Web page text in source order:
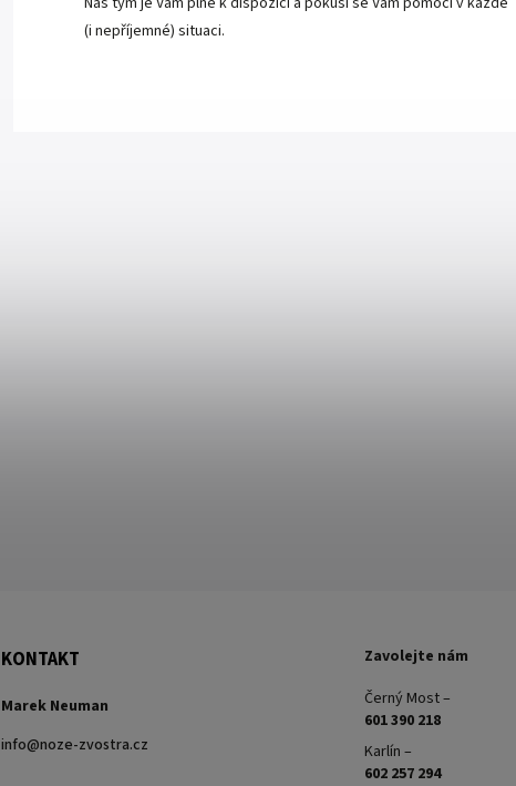
(i nepříjemné) situaci.
KONTAKT
Marek Neuman
info@noze-zvostra.cz
Zavolejte nám
Černý Most –
601 390 218
Karlín –
602 257 294